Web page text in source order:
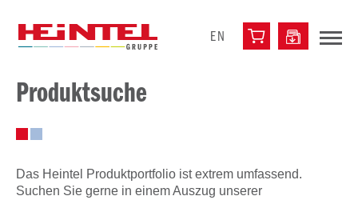
EN
Produktsuche
Das Heintel Produktportfolio ist extrem umfassend.
Suchen Sie gerne in einem Auszug unserer